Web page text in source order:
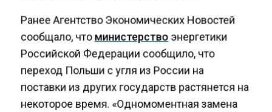
Ранее Агентство Экономических Новостей
сообщало, чтоминистерство энергетики
Российской Федерации сообщило, что
переход Польши с угля из России на
поставки из других государств растянется на
некоторое время. «Одномоментная замена